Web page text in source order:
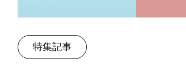
特集記事